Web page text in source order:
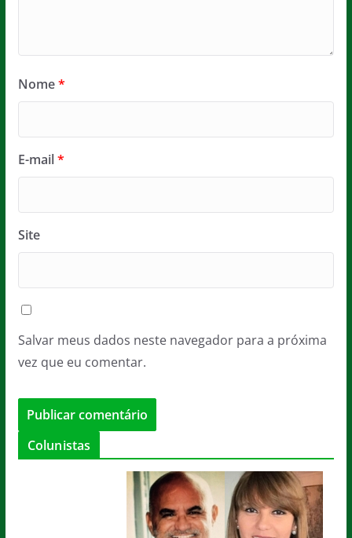
Nome*
E-mail*
Site
Salvar meus dados neste navegador para a próxima
vez que eu comentar.
Colunistas